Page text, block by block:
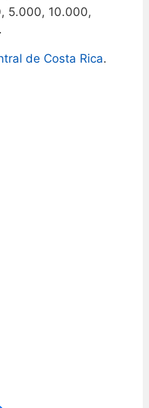
5.000, 10.000,
de Costa Rica.